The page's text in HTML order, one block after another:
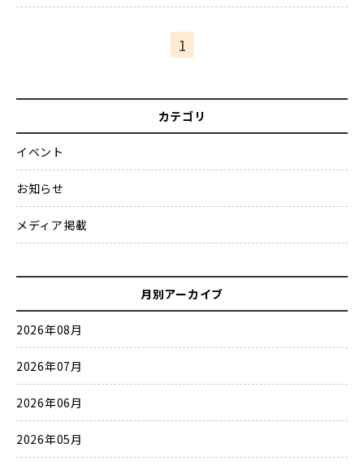
1
カテゴリ
イベント
お知らせ
メディア掲載
月別アーカイブ
2026年08月
2026年07月
2026年06月
2026年05月